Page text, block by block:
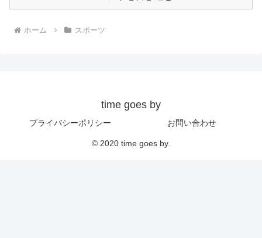
ホーム スポーツ
time goes by
プライバシーポリシー お問い合わせ
© 2020 time goes by.